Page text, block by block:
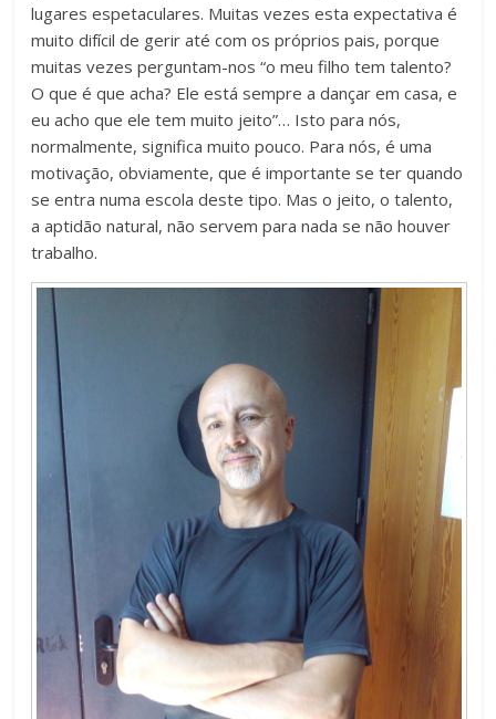
lugares espetaculares. Muitas vezes esta expectativa é
muito difícil de gerir até com os próprios pais, porque
muitas vezes perguntam-nos “o meu filho tem talento?
O que é que acha? Ele está sempre a dançar em casa, e
eu acho que ele tem muito jeito”… Isto para nós,
normalmente, significa muito pouco. Para nós, é uma
motivação, obviamente, que é importante se ter quando
se entra numa escola deste tipo. Mas o jeito, o talento,
a aptidão natural, não servem para nada se não houver
trabalho.